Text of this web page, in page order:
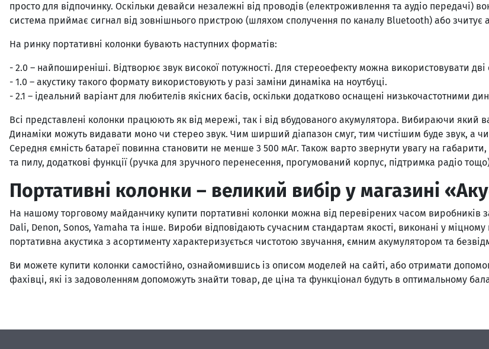
просто для відпочинку. Оскільки девайси незалежні від проводів (електроживлення та аудіо
система приймає сигнал від зовнішнього пристрою (шляхом сполучення по каналу Bluetooth) або зчитує
На ринку портативні колонки бувають наступних форматів:
- 2.0 – найпоширеніші. Відтворює звук високої потужності. Для стереоефекту можна використовувати
- 1.0 – акустику такого формату використовують у разі заміни динаміка на ноутбуці.
- 2.1 – ідеальний варіант для любителів якісних басів, оскільки додатково оснащені низькочастотними
Всі представлені колонки працюють як від мережі, так і від вбудованого акумулятора. Вибираючи який
Динаміки можуть видавати моно чи стерео звук. Чим ширший діапазон смуг, тим чистішим буде звук, а
Середня ємність батареї повинна становити не менше 3 500 мАг. Також варто звернути увагу на
та пилу, додаткові функції (ручка для зручного перенесення, прогумований корпус, підтримка радіо
Портативні колонки – великий вибір у магазині
На нашому торговому майданчику купити портативні колонки можна від перевірених часом виробників
Dali, Denon, Sonos, Yamaha та інше. Вироби відповідають сучасним стандартам якості, виконані у
портативна акустика з асортименту характеризується чистотою звучання, ємним акумулятором та
Ви можете купити колонки самостійно, ознайомившись із описом моделей на сайті, або отримати
фахівці, які із задоволенням допоможуть знайти товар, де ціна та функціонал будуть в оптимальному